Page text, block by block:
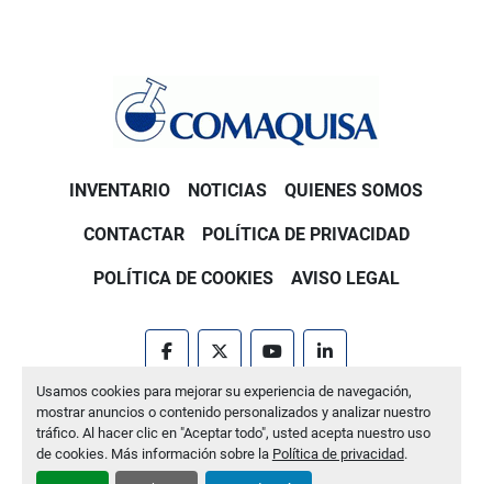
Usamos cookies para mejorar su experiencia de navegación,
mostrar anuncios o contenido personalizados y analizar nuestro
tráfico. Al hacer clic en "Aceptar todo", usted acepta nuestro uso
de cookies. Más información sobre la Política de privacidad.
INVENTARIO NOTICIAS QUIENES SOMOS
CONTACTAR POLÍTICA DE PRIVACIDAD
POLÍTICA DE COOKIES AVISO LEGAL
facebooktwitter youtubelinkedin
Machinio Systemsitio web deMachinio
Administrar cookies